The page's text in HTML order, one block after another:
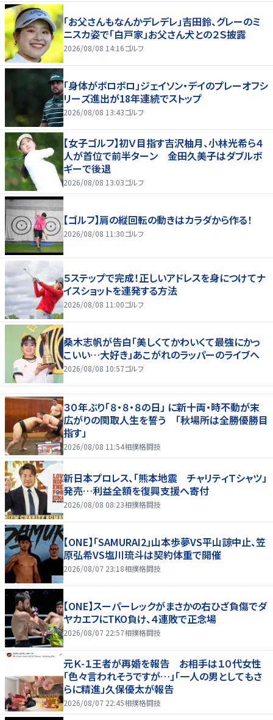
「お父さんもなんかデレデレ」吉田鈴、グレーのミ
ニスカ姿で「白戸家」お父さん犬との２Ｓ披露
2026/08/08 14:16ゴルフ
「身体がボロボロ」ジェイソン・デイのプレーオフシ
リーズ進出が18年連続でストップ
2026/08/08 13:43ゴルフ
【女子ゴルフ】初Ｖ目指す吉沢柚月、小林光希ら４
人が首位で前半ターン 金田久美子はダブルボ
ギーで後退
2026/08/08 13:03ゴルフ
【ゴルフ】肩の縦回転の動きはカラダから作る！
2026/08/08 11:30ゴルフ
５ステップで完成！正しいアドレスを身につけてナ
イスショットを連発する方法
2026/08/08 11:00ゴルフ
桑木志帆が告白「美しくてかわいくて最強にかっ
こいい…大好き」あこがれのラッパーのライブへ
2026/08/08 10:57ゴルフ
３０年ぶり「８・８・８の日」 に新十両・時不動が末
広がりの関取人生を誓う 「秋場所は全勝優勝目
指す」
2026/08/08 11:54相撲格闘技
新日本プロレス、「熊本地震 チャリティＴシャツ」
発売…利益全額を復興支援へ寄付
2026/08/08 08:23相撲格闘技
【ONE】「SAMURAI2」山本歩夢VS平山諒中止、笠
原弘希VS塩川琉斗は契約体重で開催
2026/08/07 23:18相撲格闘技
【ONE】スーパーレックがまさかの右ひざ負傷でダ
ヤカエフにTKO負け、４連敗で正念場
2026/08/07 22:57相撲格闘技
元Ｋ-１王者が再婚を報告 お相手は１０代女性
「色々言われそうですが…」「一人の男としてもさ
らに精進」久保優太が報告
2026/08/07 22:45相撲格闘技